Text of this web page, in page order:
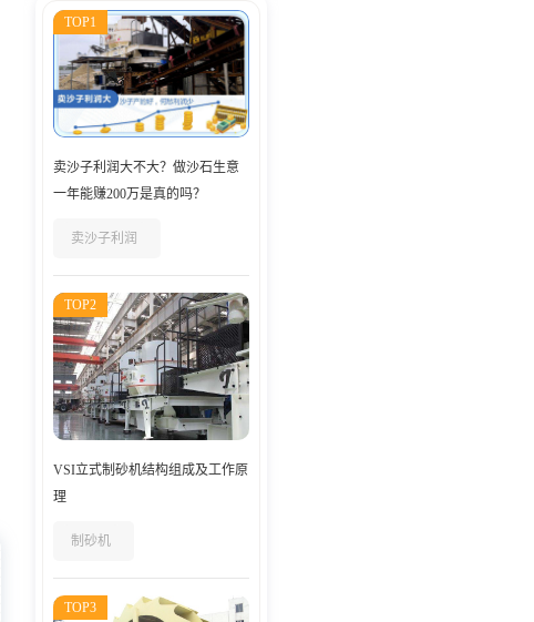
TOP1
卖沙子利润大不大？做沙石生意
一年能赚200万是真的吗？
卖沙子利润
TOP2
VSI立式制砂机结构组成及工作原
理
制砂机
TOP3